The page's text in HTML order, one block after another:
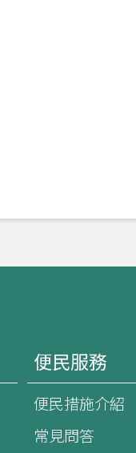
便民服務
便民措施介紹
常見問答